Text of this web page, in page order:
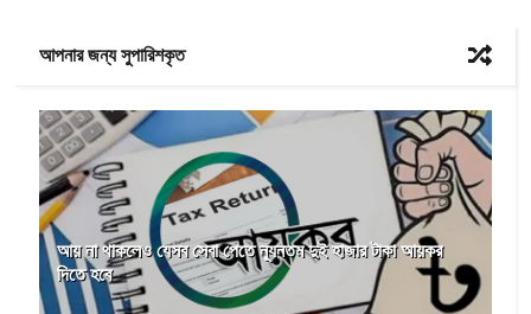
আপনার জন্য সুপারিশকৃত
আয় না থাকলেও যেসব সেবা পেতে ন্যূনতম দুই হাজার টাকা আয়কর
দিতে হবে